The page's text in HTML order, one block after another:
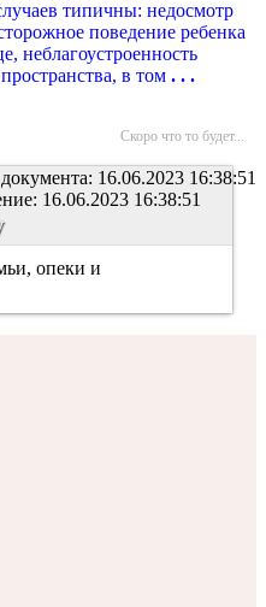
типичны: недосмотр
поведение ребенка
неблагоустроенность
в том . . .
Скоро что то будет...
16.06.2023 16:38:51
16.06.2023 16:38:51
опеки и